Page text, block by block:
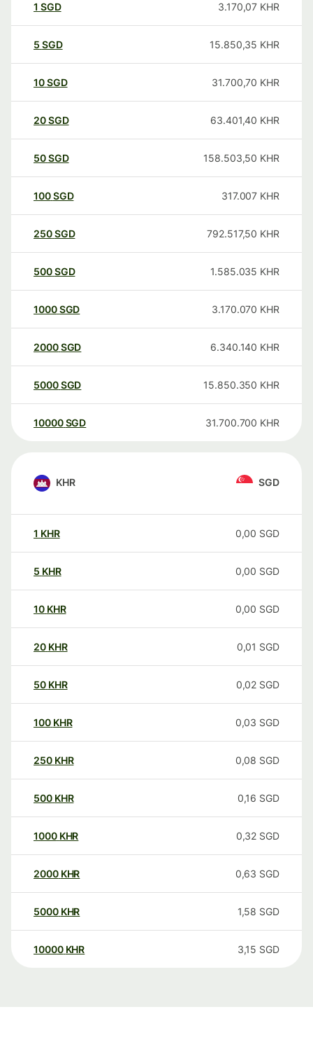
1 SGD 3.170,07 KHR
5 SGD 15.850,35 KHR
10SGD 31.700,70 KHR
20SGD 63.401,40 KHR
50SGD 158.503,50 KHR
100SGD 317.007 KHR
250SGD 792.517,50 KHR
500SGD 1.585.035 KHR
1000SGD 3.170.070 KHR
2000SGD 6.340.140 KHR
5000SGD 15.850.350 KHR
10000 SGD 31.700.700 KHR
KHR SGD
1 KHR 0,00 SGD
5 KHR 0,00 SGD
10 KHR 0,00 SGD
20 KHR 0,01 SGD
50 KHR 0,02 SGD
100 KHR 0,03 SGD
250 KHR 0,08 SGD
500 KHR 0,16 SGD
1000 KHR 0,32 SGD
2000 KHR 0,63 SGD
5000 KHR 1,58 SGD
10000 KHR 3,15 SGD